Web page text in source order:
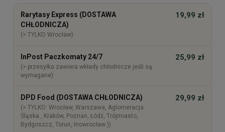
Cena nie zawiera ewentualnych kosztów płatności
Rarytasy Express (DOSTAWA
CHŁODNICZA)
(> TYLKO Wrocław)
19,99 zł
InPost Paczkomaty 24/7
(> przesyłka zawiera wkłady chłodnicze jeśli są
wymagane)
25,99 zł
DPD Food (DOSTAWA CHŁODNICZA)
(> TYLKO: Wrocław, Warszawa, Aglomeracja
Śląska , Kraków, Poznań, Łódź, Trójmiasto,
Bydgoszcz, Toruń, Inowrocław ))
29,99 zł